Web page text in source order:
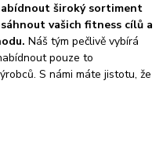
široký sortiment
vašich fitness cílů a
Náš tým pečlivě vybírá
pouze to
S námi máte jistotu, že